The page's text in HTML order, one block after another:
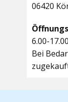
06420
6.00-
Bei